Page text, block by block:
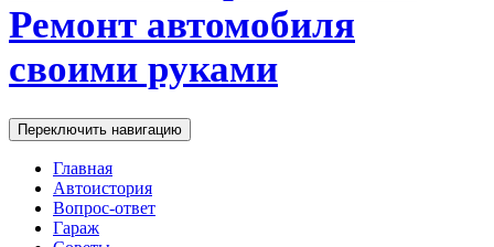
Ремонт автомобиля
своими руками
Переключить навигацию
Главная
Автоистория
Вопрос-ответ
Гараж